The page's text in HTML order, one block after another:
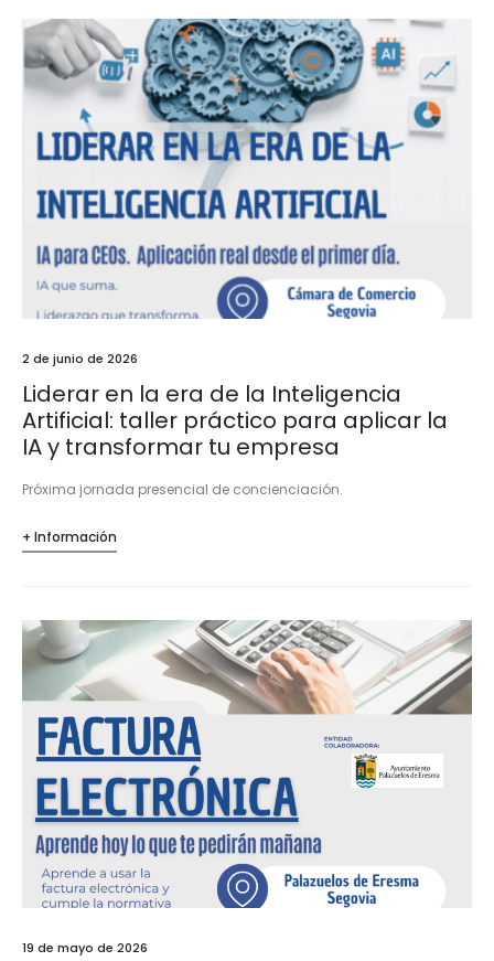
2 de junio de 2026
Liderar en la era de la Inteligencia
Artificial: taller práctico para aplicar la
IA y transformar tu empresa
Próxima jornada presencial de concienciación.
+ Información
19 de mayo de 2026